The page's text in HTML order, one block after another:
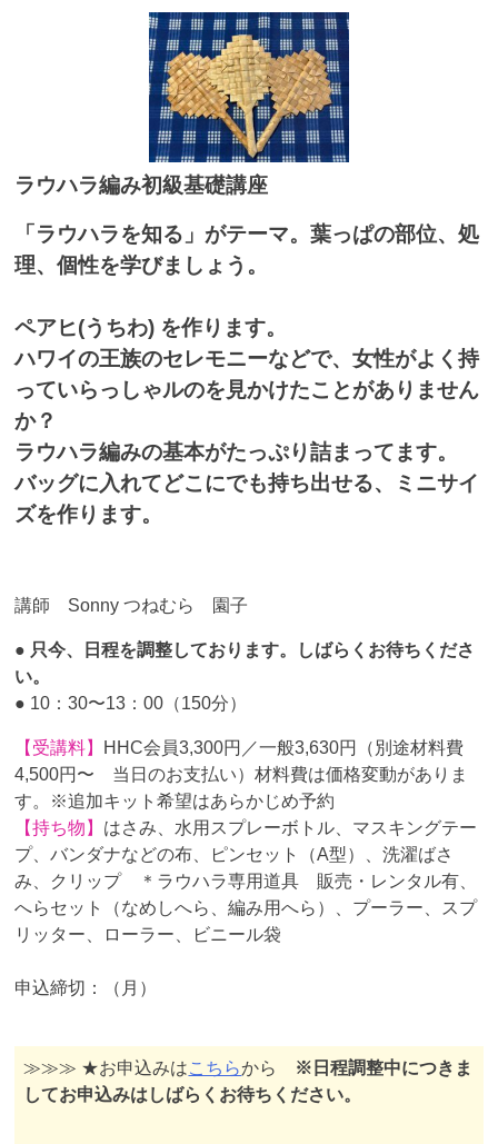
ラウハラ編み初級基礎講座
「ラウハラを知る」がテーマ。葉っぱの部位、処
理、個性を学びましょう。
ペアヒ(うちわ) を作ります。
ハワイの王族のセレモニーなどで、女性がよく持
っていらっしゃルのを見かけたことがありません
か？
ラウハラ編みの基本がたっぷり詰まってます。
バッグに入れてどこにでも持ち出せる、ミニサイ
ズを作ります。
講師 Sonny つねむら 園子
● 只今、日程を調整しております。しばらくお待ちくださ
い。
● 10：30〜13：00（150分）
【受講料】 HHC会員3,300円／一般3,630円（別途材料費
4,500円〜 当日のお支払い）材料費は価格変動がありま
す。※追加キット希望はあらかじめ予約
【持ち物】 はさみ、水用スプレーボトル、マスキングテー
プ、バンダナなどの布、ピンセット（A型）、洗濯ばさ
み、クリップ ＊ラウハラ専用道具 販売・レンタル有、
へらセット（なめしへら、編み用へら）、プーラー、スプ
リッター、ローラー、ビニール袋
申込締切：（月）
≫≫≫ ★お申込みはこちらから ※日程調整中につきま
してお申込みはしばらくお待ちください。